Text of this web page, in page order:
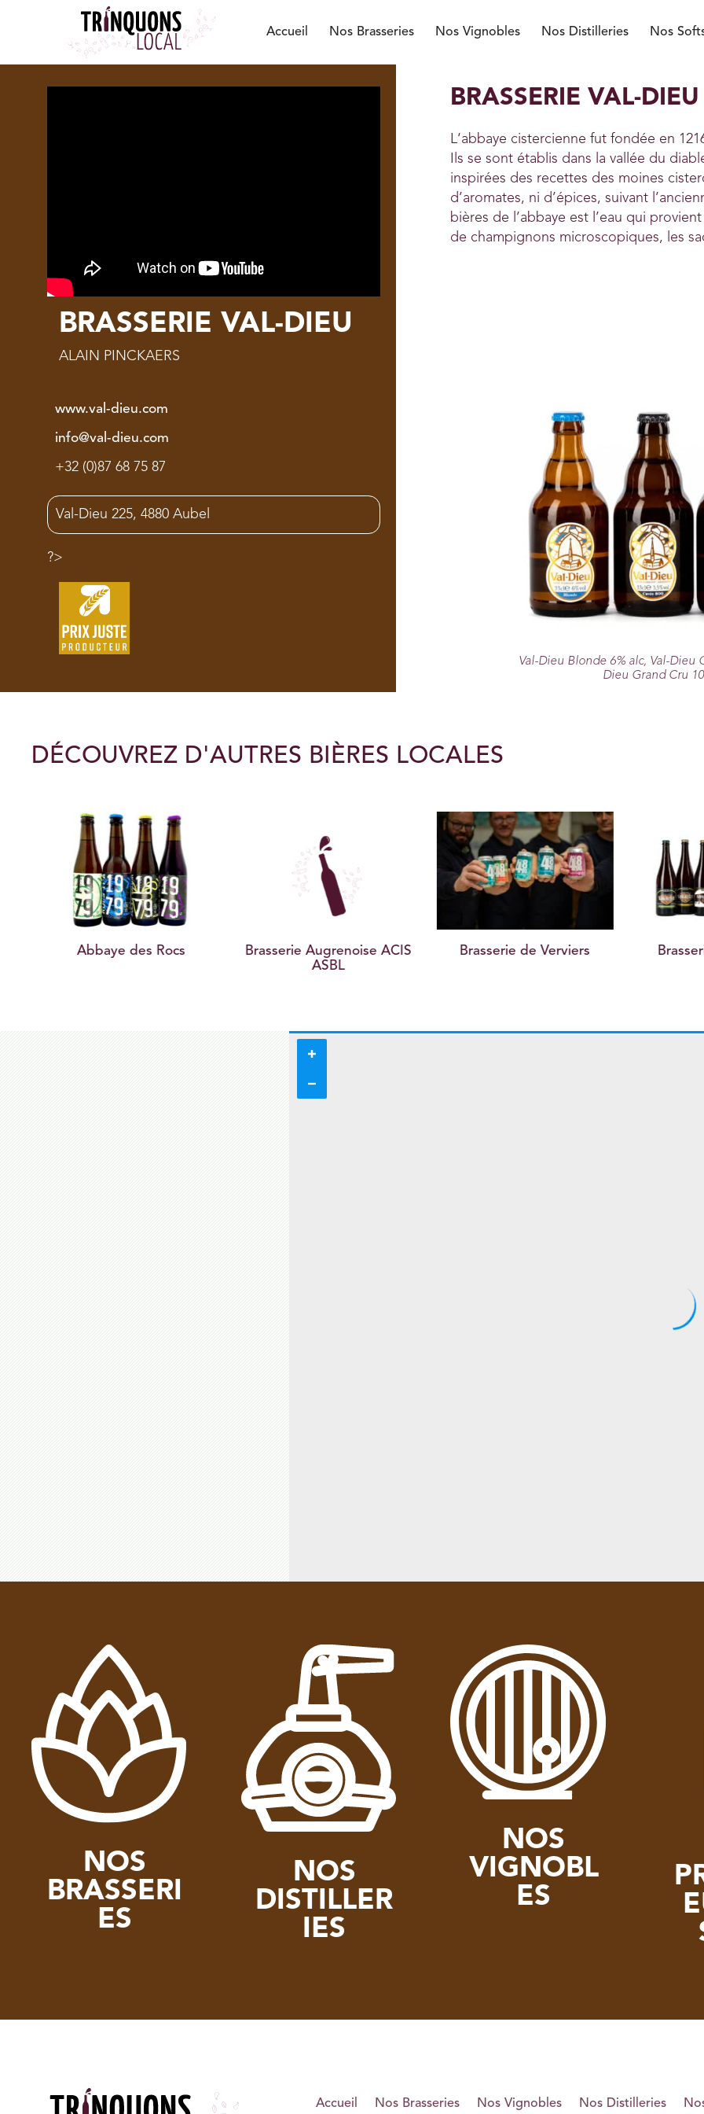
Accueil Nos Brasseries Nos Vignobles Nos Distilleries Nos
BRASSERIE VAL-DIEU
ALAIN PINCKAERS
www.val-dieu.com
info@val-dieu.com
+32 (0)87 68 75 87
Val-Dieu 225, 4880 Aubel
?>
BRASSERIE VAL-
L‘abbaye cistercienne fut fondée en
Ils se sont établis dans la vallée du
inspirées des recettes des moines
d’aromates, ni d’épices, suivant
bières de l’abbaye est l’eau qui
de champignons microscopiques, les
Val-Dieu Blonde 6% alc, Val-Dieu
Dieu Grand Cru
DÉCOUVREZ D'AUTRES BIÈRES LOCALES
Brasserie Augrenoise ACIS
Brasserie de Verviers Brasserie Deseveaux
NOS
BRASSERI
ES
NOS
DISTILLER
IES
NOS
VIGNOBL
ES
Accueil Nos Brasseries Nos Vignobles Nos Distilleries